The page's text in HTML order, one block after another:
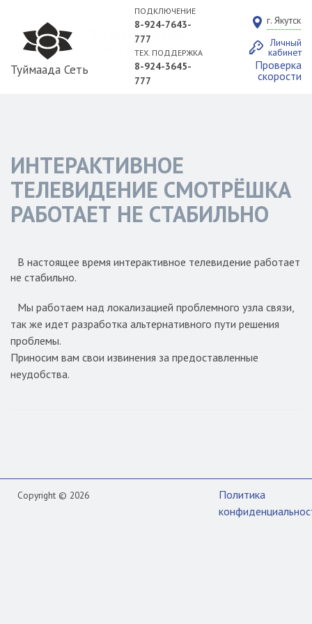
Туймаада Сеть
ПОДКЛЮЧЕНИЕ
8-924-7643-
777
ТЕХ. ПОДДЕРЖКА
8-924-3645-
777
г. Якутск
Личный
кабинет
Проверка
скорости
ИНТЕРАКТИВНОЕ
ТЕЛЕВИДЕНИЕ СМОТРЁШКА
РАБОТАЕТ НЕ СТАБИЛЬНО
В настоящее время интерактивное телевидение работает
не стабильно.
Мы работаем над локализацией проблемного узла связи,
так же идет разработка альтернативного пути решения
проблемы.
Приносим вам свои извинения за предоставленные
неудобства.
Copyright © 2026
Политика